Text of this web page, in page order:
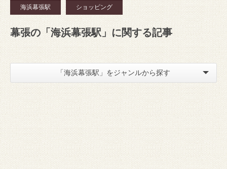
海浜幕張駅 ショッピング
幕張の「海浜幕張駅」に関する記事
「海浜幕張駅」をジャンルから探す